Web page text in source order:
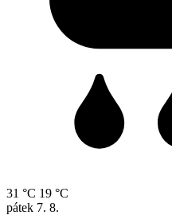
31 °C 19 °C
pátek 7. 8.